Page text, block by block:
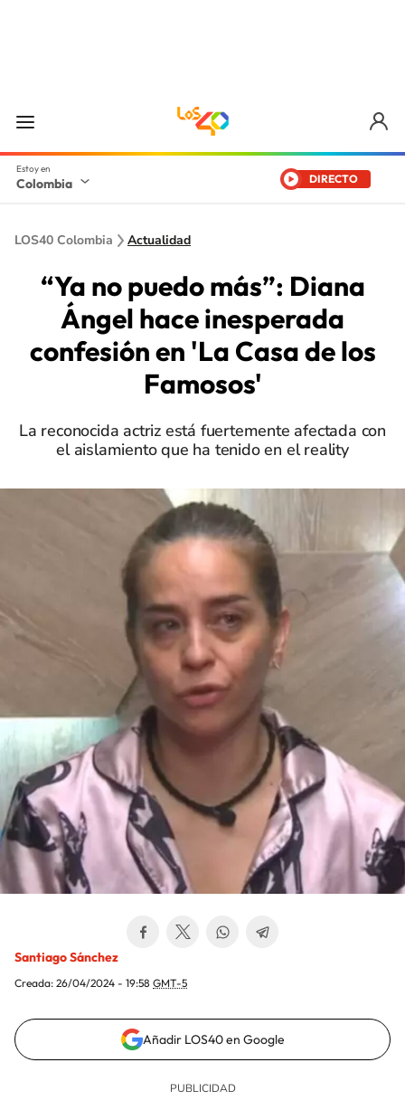
Colombia DIRECTO
LOS40 Colombia Actualidad
“Ya no puedo más”: Diana
Ángel hace inesperada
confesión en 'La Casa de los
Famosos'
La reconocida actriz está fuertemente afectada con
el aislamiento que ha tenido en el reality
Santiago Sánchez
Creada: 26/04/2024 - 19:58 GMT-5
Añadir LOS40 en Google